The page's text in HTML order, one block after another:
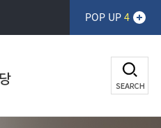
POP UP4